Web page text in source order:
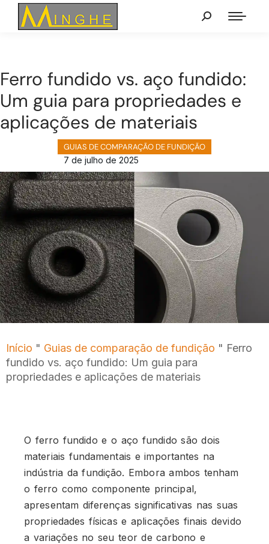
Ferro fundido vs. aço fundido:
Um guia para propriedades e
aplicações de materiais
7 de julho de 2025
GUIAS DE COMPARAÇÃO DE FUNDIÇÃO
Início " Guias de comparação de fundição " Ferro
fundido vs. aço fundido: Um guia para
propriedades e aplicações de materiais
O ferro fundido e o aço fundido são dois
materiais fundamentais e importantes na
indústria da fundição. Embora ambos tenham
o ferro como componente principal,
apresentam diferenças significativas nas suas
propriedades físicas e aplicações finais devido
a variações no seu teor de carbono e